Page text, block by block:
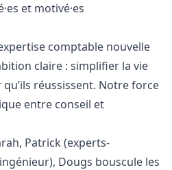
et motivé·es
comptable nouvelle
claire : simplifier la vie
réussissent. Notre force
entre conseil et
Patrick (experts-
Dougs bouscule les